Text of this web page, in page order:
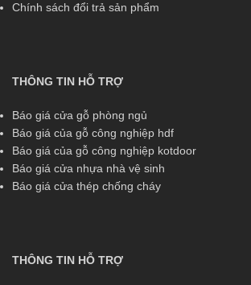
Chính sách đổi trả sản phẩm
THÔNG TIN HỖ TRỢ
Báo giá cửa gỗ phòng ngủ
Báo giá của gỗ công nghiệp hdf
Báo giá của gỗ công nghiệp kotdoor
Báo giá cửa nhựa nhà vệ sinh
Báo giá cửa thép chống cháy
THÔNG TIN HỖ TRỢ